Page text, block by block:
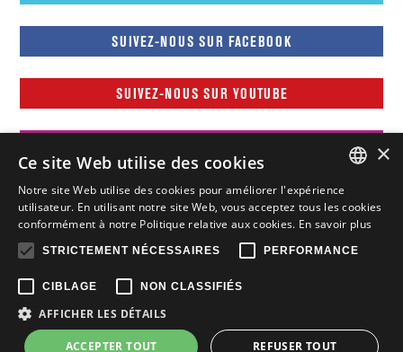
SUIVEZ-NOUS SUR FACEBOOK
SUIVEZ-NOUS SUR YOUTUBE
Tous droits réservés © Nissan Canada Inc., 2015-2026
privée
Mentions légales
FRENCH
FRENCH
×
Ce site Web utilise des cookies
Notre site Web utilise des cookies pour améliorer l'expérience
utilisateur. En utilisant notre site Web, vous acceptez tous les cookies
conformément à notre Politique relative aux cookies. En savoir plus
STRICTEMENT NÉCESSAIRES PERFORMANCE
CIBLAGE NON CLASSIFIÉS
AFFICHER LES DÉTAILS
ACCEPTER TOUT REFUSER TOUT